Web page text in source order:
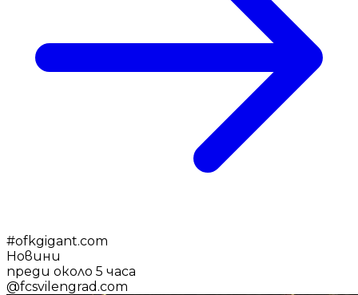
#ofkgigant.com
Новини
преди около 5 часа
@fcsvilengrad.com